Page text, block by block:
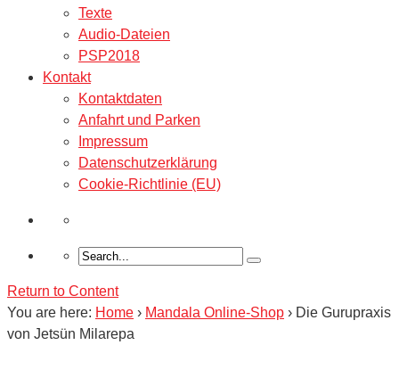
Texte
Audio-Dateien
PSP2018
Kontakt
Kontaktdaten
Anfahrt und Parken
Impressum
Datenschutzerklärung
Cookie-Richtlinie (EU)
Return to Content
You are here: Home › Mandala Online-Shop › Die Gurupraxis
von Jetsün Milarepa